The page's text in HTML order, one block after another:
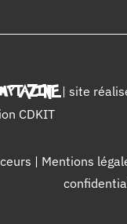
| site
CDKIT
| Mentions